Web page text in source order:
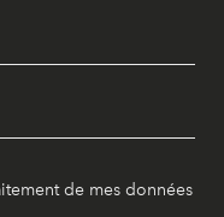
de mes données